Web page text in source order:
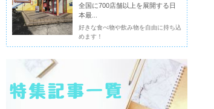
全国に700店舗以上を展開する日
本最...
好きな食べ物や飲み物を自由に持ち込
めます！